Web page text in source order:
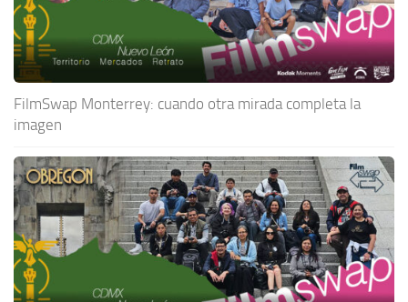
FilmSwap Monterrey: cuando otra mirada completa la
imagen